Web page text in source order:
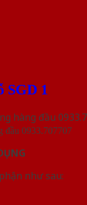
SGD 1
đầu 0933.707707
như sau: